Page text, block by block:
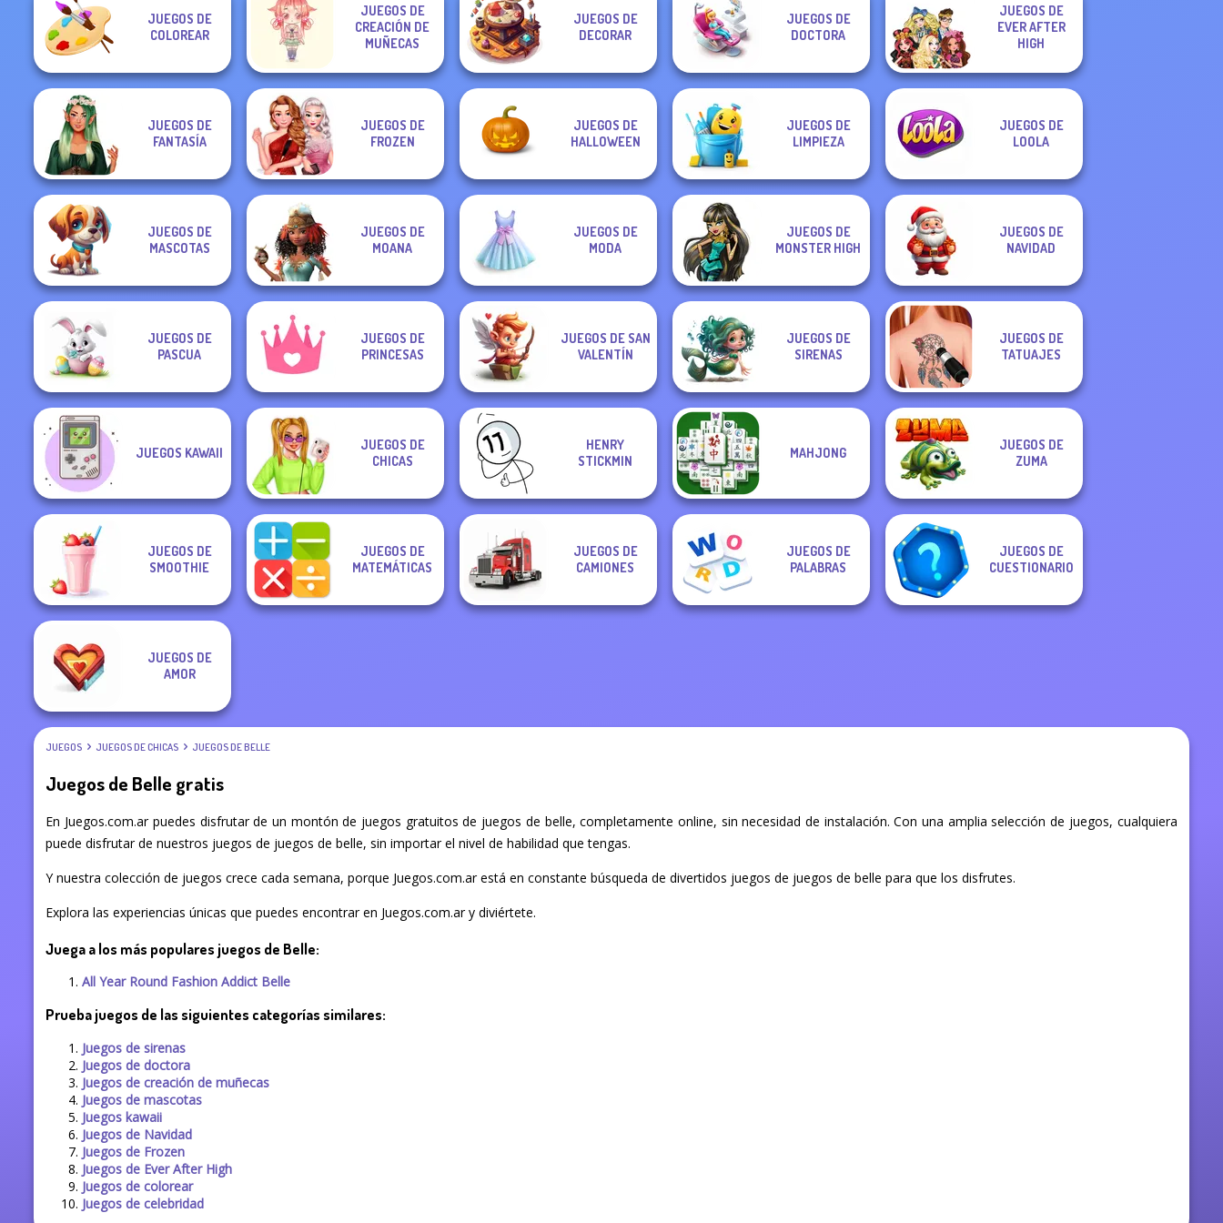
JUEGOS DE
COLOREAR
JUEGOS DE
CREACIÓN DE
MUÑECAS
JUEGOS DE
DECORAR
JUEGOS DE
DOCTORA
JUEGOS DE
EVER AFTER
HIGH
JUEGOS DE
FANTASÍA
JUEGOS DE
FROZEN
JUEGOS DE
HALLOWEEN
JUEGOS DE
LIMPIEZA
JUEGOS DE
LOOLA
JUEGOS DE
MASCOTAS
JUEGOS DE
MOANA
JUEGOS DE
MODA
JUEGOS DE
MONSTER HIGH
JUEGOS DE
NAVIDAD
JUEGOS DE
PASCUA
JUEGOS DE
PRINCESAS
JUEGOS DE SAN
VALENTÍN
JUEGOS DE
SIRENAS
JUEGOS DE
TATUAJES
JUEGOS KAWAII
JUEGOS DE
CHICAS
HENRY
STICKMIN
MAHJONG
JUEGOS DE
ZUMA
JUEGOS DE
SMOOTHIE
JUEGOS DE
MATEMÁTICAS
JUEGOS DE
CAMIONES
JUEGOS DE
PALABRAS
JUEGOS DE
CUESTIONARIO
JUEGOS DE
AMOR
JUEGOS JUEGOS DE CHICAS JUEGOS DE BELLE
Juegos de Belle gratis
En Juegos.com.ar puedes disfrutar de un montón de juegos gratuitos de juegos de belle, completamente online, sin necesidad de instalación. Con una amplia selección de juegos, cualquiera
puede disfrutar de nuestros juegos de juegos de belle, sin importar el nivel de habilidad que tengas.
Y nuestra colección de juegos crece cada semana, porque Juegos.com.ar está en constante búsqueda de divertidos juegos de juegos de belle para que los disfrutes.
Explora las experiencias únicas que puedes encontrar en Juegos.com.ar y diviértete.
Juega a los más populares juegos de Belle:
All Year Round Fashion Addict Belle
Prueba juegos de las siguientes categorías similares:
Juegos de sirenas
Juegos de doctora
Juegos de creación de muñecas
Juegos de mascotas
Juegos kawaii
Juegos de Navidad
Juegos de Frozen
Juegos de Ever After High
Juegos de colorear
Juegos de celebridad